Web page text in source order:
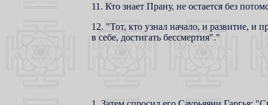
11. Кто знает Прану, не остается без
12. "Тот, кто узнал начало, и развитие,
в себе, достигать бессмертия"."